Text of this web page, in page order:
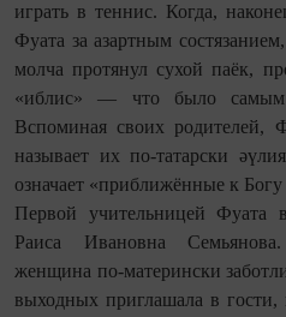
играть в теннис. Когда,
Фуата за азартным
молча протянул сухой паёк,
«иблис» — что было самым
Вспоминая своих родителей,
называет их по-татарски
означает «приближённые к
Первой учительницей Фуата
Раиса Ивановна
женщина по‑матерински
выходных приглашала в